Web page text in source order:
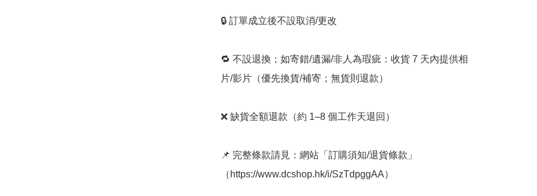
🔒 訂單成立後不設取消/更改
🔁 不設退換；如寄錯/遺漏/非人為瑕疵：收貨 7 天內提供相
片/影片（優先換貨/補寄；無貨則退款）
❌ 缺貨全額退款（約 1–8 個工作天退回）
📌 完整條款請見：網站「訂購須知/退貨條款」
（https://www.dcshop.hk/i/SzTdpggAA）